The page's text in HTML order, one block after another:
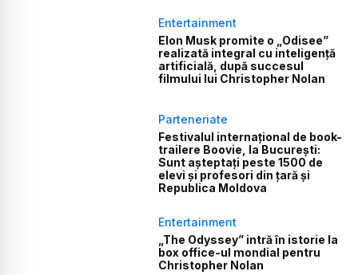
Entertainment
Elon Musk promite o „Odisee”
realizată integral cu inteligență
artificială, după succesul
filmului lui Christopher Nolan
Parteneriate
Festivalul internațional de book-
trailere Boovie, la București:
Sunt așteptați peste 1500 de
elevi și profesori din țară și
Republica Moldova
Entertainment
„The Odyssey” intră în istorie la
box office-ul mondial pentru
Christopher Nolan